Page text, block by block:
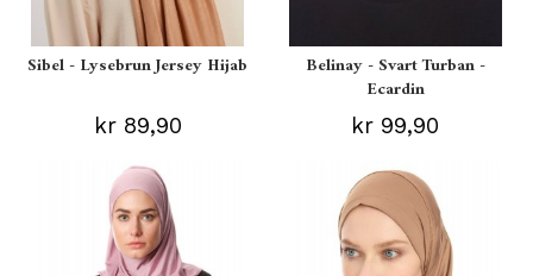
Sibel - Lysebrun Jersey Hijab
kr 89,90
Belinay - Svart Turban -
Ecardin
kr 99,90